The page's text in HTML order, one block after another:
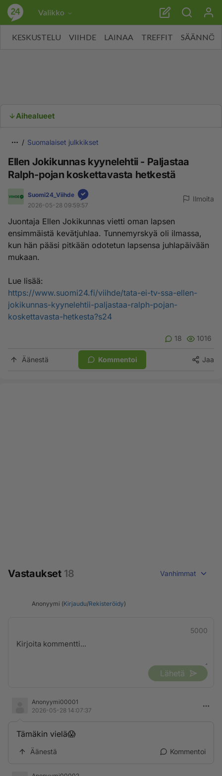
Valikko
KESKUSTELU VIIHDE LAINAA TREFFIT SÄÄNNÖT
Aihealueet
Suomalaiset julkkikset
Ellen Jokikunnas kyynelehtii - Paljastaa
Ralph-pojan koskettavasta hetkestä
Suomi24_Viihde
2026-05-28 09:59:57
Ilmoita
Juontaja Ellen Jokikunnas vietti oman lapsen
ensimmäistä kevätjuhlaa. Tunnemyrskyä oli ilmassa,
kun hän pääsi pitkään odotetun lapsensa juhlapäivään
mukaan.
Lue lisää:
https://www.suomi24.fi/viihde/tata-ei-tv-ssa-ellen-
jokikunnas-kyynelehtii-paljastaa-ralph-pojan-
koskettavasta-hetkesta?s24
18 1016
Äänestä Kommentoi Jaa
Vastaukset 18 Vanhimmat
Anonyymi (Kirjaudu/Rekisteröidy)
5000
Lähetä
Anonyymi00001
2026-05-28 14:07:37
Tämäkin vielä😱
Äänestä Kommentoi